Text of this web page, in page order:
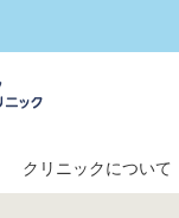
クリニックについて